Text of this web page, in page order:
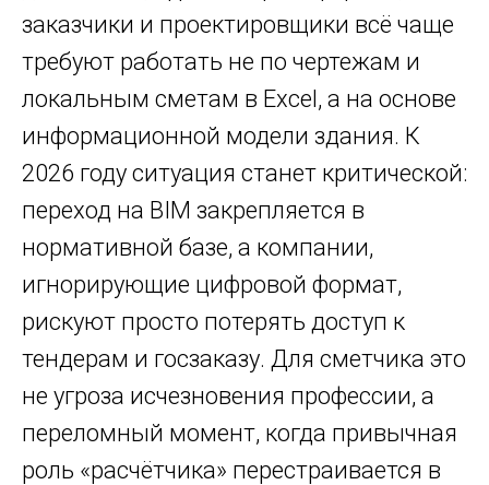
заказчики и проектировщики всё чаще
требуют работать не по чертежам и
локальным сметам в Excel, а на основе
информационной модели здания. К
2026 году ситуация станет критической:
переход на BIM закрепляется в
нормативной базе, а компании,
игнорирующие цифровой формат,
рискуют просто потерять доступ к
тендерам и госзаказу. Для сметчика это
не угроза исчезновения профессии, а
переломный момент, когда привычная
роль «расчётчика» перестраивается в